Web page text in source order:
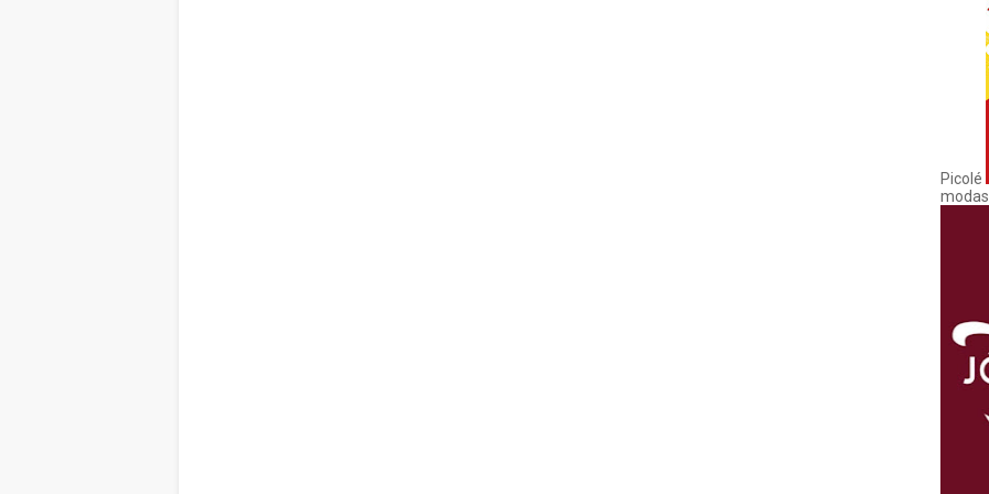
Picolé
modas